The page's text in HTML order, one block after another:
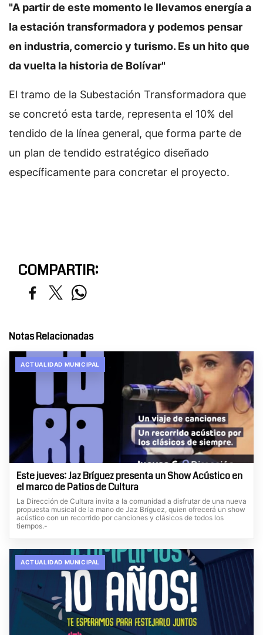
"A partir de este momento le llevamos energía a
la estación transformadora y podemos pensar
en industria, comercio y turismo. Es un hito que
da vuelta la historia de Bolívar"
El tramo de la Subestación Transformadora que
se concretó esta tarde, representa el 10% del
tendido de la línea general, que forma parte de
un plan de tendido estratégico diseñado
específicamente para concretar el proyecto.
COMPARTIR:
Notas Relacionadas
ACTUALIDAD MUNICIPAL
Este jueves: Jaz Bríguez presenta un Show Acústico en
el marco de Patios de Cultura
La Dirección de Cultura invita a la comunidad a disfrutar de una nueva
propuesta musical de la mano de Jaz Bríguez, quien ofrecerá un show
acústico con un recorrido por canciones y clásicos de todos los
tiempos.-
ACTUALIDAD MUNICIPAL